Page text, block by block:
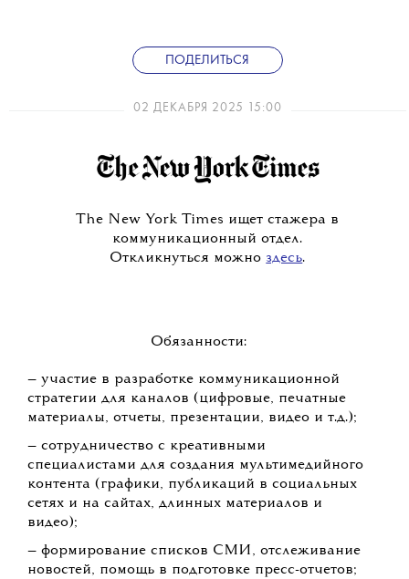
ПОДЕЛИТЬСЯ
02 ДЕКАБРЯ 2025 15:00
The New York Times ищет стажера в
коммуникационный отдел.
Откликнуться можно здесь.
Обязанности:
— участие в разработке коммуникационной
стратегии для каналов (цифровые, печатные
материалы, отчеты, презентации, видео и т.д.);
— сотрудничество с креативными
специалистами для создания мультимедийного
контента (графики, публикаций в социальных
сетях и на сайтах, длинных материалов и
видео);
— формирование списков СМИ, отслеживание
новостей, помощь в подготовке пресс-отчетов;